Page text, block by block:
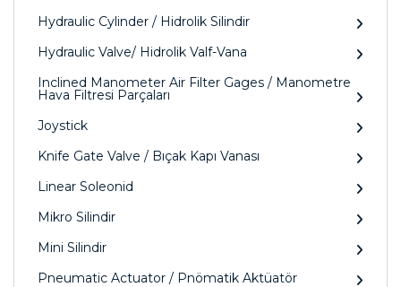
Hydraulic Cylinder / Hidrolik Silindir
Hydraulic Valve/ Hidrolik Valf-Vana
Inclined Manometer Air Filter Gages / Manometre
Hava Filtresi Parçaları
Joystick
Knife Gate Valve / Bıçak Kapı Vanası
Linear Soleonid
Mikro Silindir
Mini Silindir
Pneumatic Actuator / Pnömatik Aktüatör